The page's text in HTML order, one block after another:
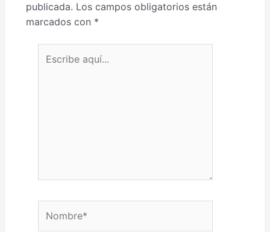
publicada. Los campos obligatorios están
marcados con *